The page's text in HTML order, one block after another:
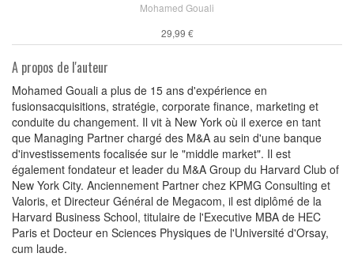
Mohamed Gouali
29,99 €
A propos de l'auteur
Mohamed Gouali a plus de 15 ans d'expérience en
fusionsacquisitions, stratégie, corporate finance, marketing et
conduite du changement. Il vit à New York où il exerce en tant
que Managing Partner chargé des M&A au sein d'une banque
d'investissements focalisée sur le "middle market". Il est
également fondateur et leader du M&A Group du Harvard Club of
New York City. Anciennement Partner chez KPMG Consulting et
Valoris, et Directeur Général de Megacom, il est diplômé de la
Harvard Business School, titulaire de l'Executive MBA de HEC
Paris et Docteur en Sciences Physiques de l'Université d'Orsay,
cum laude.